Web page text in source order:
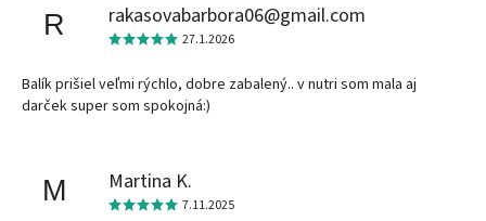
R rakasovabarbora06@gmail.com
27.1.2026
Balík prišiel veľmi rýchlo, dobre zabalený.. v nutri som mala aj
darček super som spokojná:)
M Martina K.
7.11.2025